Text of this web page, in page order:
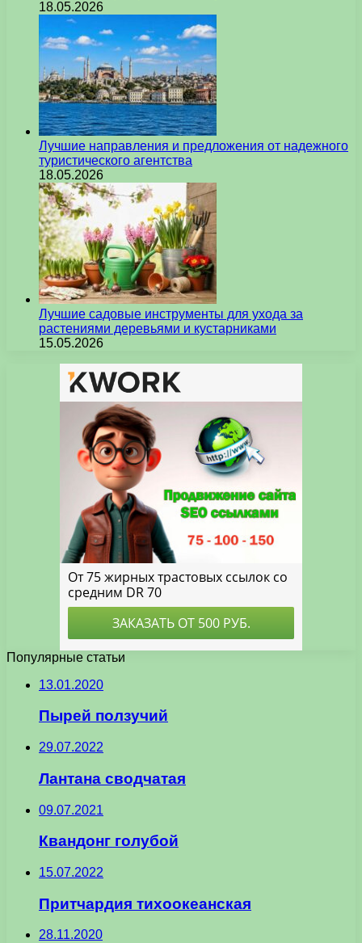
18.05.2026
Лучшие направления и предложения от надежного
туристического агентства
18.05.2026
Лучшие садовые инструменты для ухода за
растениями деревьями и кустарниками
15.05.2026
Популярные статьи
13.01.2020
Пырей ползучий
29.07.2022
Лантана сводчатая
09.07.2021
Квандонг голубой
15.07.2022
Притчардия тихоокеанская
28.11.2020